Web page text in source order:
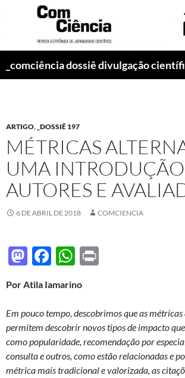
ARTIGO, _DOSSIÊ 197
MÉTRICAS
UMA
AUTORES E
6 DE ABRIL DE 2018 COMCIENCIA
M
to
d
o
n
F
e
b
o
o
k
W
at
s
A
p
p
Por Atila Iamarino
Em pouco tempo, descobrimos que as
permitem descobrir novos tipos de impacto
como popularidade, recomendação por
consulta e outros, como estão relacionadas e
métrica mais tradicional e valorizada, as